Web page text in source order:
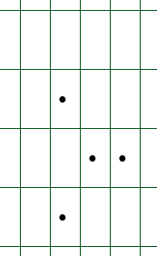
●
● ●
●